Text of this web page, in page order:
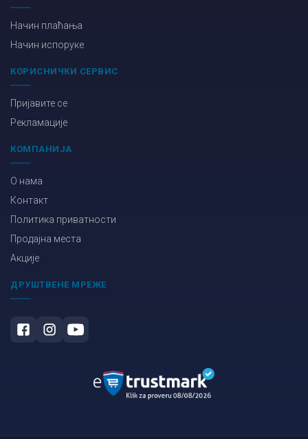
Начин плаћања
Начин испоруке
КОРИСНИЧКИ СЕРВИС
Пријавите се
Рекламације
КОМПАНИЈА
О нама
Контакт
Политика приватности
Продајна места
Акције
ДРУШТВЕНЕ МРЕЖЕ